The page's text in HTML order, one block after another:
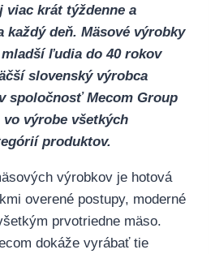
viac krát týždenne a
každý deň. Mäsové výrobky
ľudia do 40 rokov
slovenský výrobca
spoločnosť Mecom Group
výrobe všetkých
produktov.
výrobkov je hotová
overené postupy, moderné
prvotriedne mäso.
dokáže vyrábať tie